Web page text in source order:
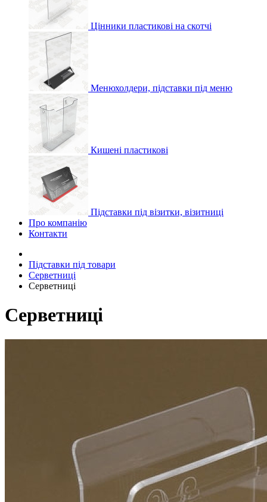
Цінники пластикові на скотчі
Менюхолдери, підставки під меню
Кишені пластикові
Підставки під візитки, візитниці
Про компанію
Контакти
Підставки під товари
Серветниці
Серветниці
Серветниці